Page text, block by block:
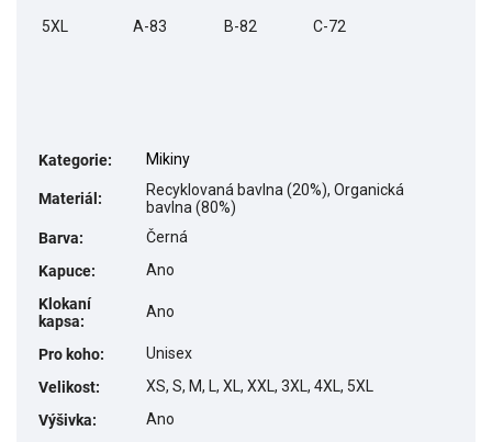
5XL A-83 B-82 C-72
Kategorie: Mikiny
Materiál :
Recyklovaná bavlna (20%), Organická
bavlna (80%)
Barva:
Černá
Kapuce:
Ano
Klokaní
kapsa:
Ano
Pro koho:
Unisex
Velikost:
XS, S, M, L, XL, XXL, 3XL, 4XL, 5XL
Výšivka:
Ano